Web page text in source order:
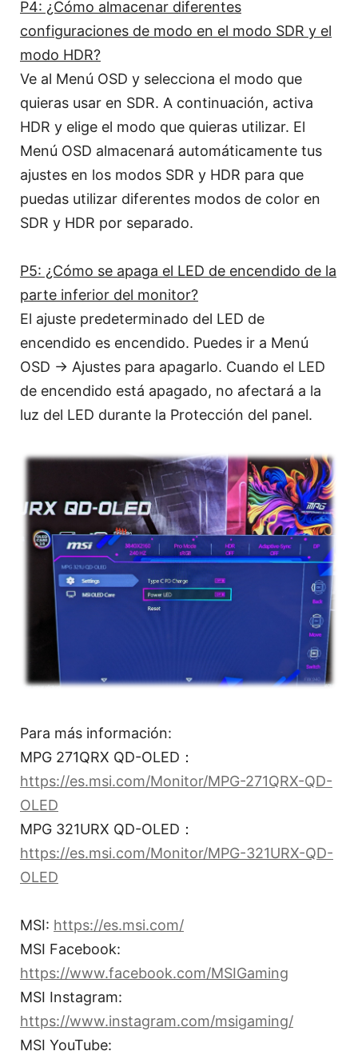
P4: ¿Cómo almacenar diferentes
configuraciones de modo en el modo SDR y el
modo HDR?
Ve al Menú OSD y selecciona el modo que
quieras usar en SDR. A continuación, activa
HDR y elige el modo que quieras utilizar. El
Menú OSD almacenará automáticamente tus
ajustes en los modos SDR y HDR para que
puedas utilizar diferentes modos de color en
SDR y HDR por separado.
P5: ¿Cómo se apaga el LED de encendido de la
parte inferior del monitor?
El ajuste predeterminado del LED de
encendido es encendido. Puedes ir a Menú
OSD → Ajustes para apagarlo. Cuando el LED
de encendido está apagado, no afectará a la
luz del LED durante la Protección del panel.
Para más información:
MPG 271QRX QD-OLED：
https://es.msi.com/Monitor/MPG-271QRX-QD-
OLED
MPG 321URX QD-OLED：
https://es.msi.com/Monitor/MPG-321URX-QD-
OLED
MSI: https://es.msi.com/
MSI Facebook:
https://www.facebook.com/MSIGaming
MSI Instagram:
https://www.instagram.com/msigaming/
MSI YouTube: